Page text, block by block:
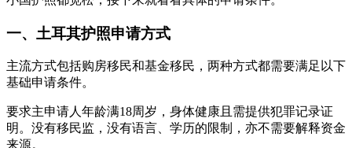
一、土耳其护照申请方式
主流方式包括购房移民和基金移民，两种方式都需要满足以下
基础申请条件。
要求主申请人年龄满18周岁，身体健康且需提供犯罪记录证
明。没有移民监，没有语言、学历的限制，亦不需要解释资金
来源。